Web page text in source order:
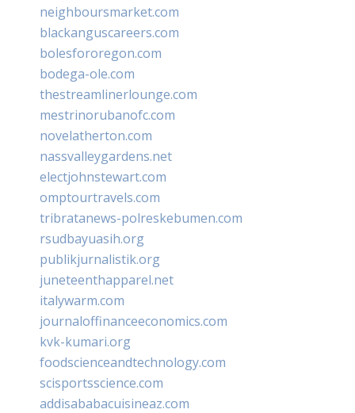
neighboursmarket.com
blackanguscareers.com
bolesfororegon.com
bodega-ole.com
thestreamlinerlounge.com
mestrinorubanofc.com
novelatherton.com
nassvalleygardens.net
electjohnstewart.com
omptourtravels.com
tribratanews-polreskebumen.com
rsudbayuasih.org
publikjurnalistik.org
juneteenthapparel.net
italywarm.com
journaloffinanceeconomics.com
kvk-kumari.org
foodscienceandtechnology.com
scisportsscience.com
addisababacuisineaz.com